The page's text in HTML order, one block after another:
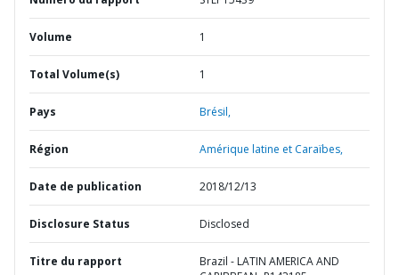
Volume 1
Total Volume(s) 1
Pays Brésil,
Région Amérique latine et Caraïbes,
Date de publication 2018/12/13
Disclosure Status Disclosed
Titre du rapport
Brazil - LATIN AMERICA AND